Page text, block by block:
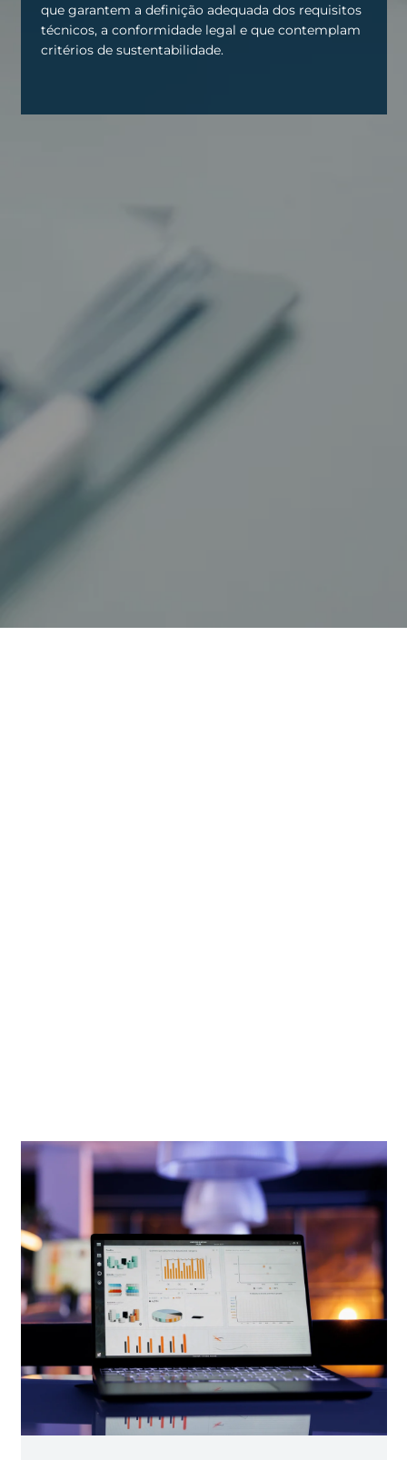
que garantem a definição adequada dos requisitos
técnicos, a conformidade legal e que contemplam
critérios de sustentabilidade.